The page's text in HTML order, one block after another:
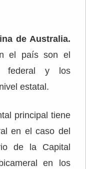
de Australia.
el país son el
federal y los
estatal.
principal tiene
en el caso del
de la Capital
en los